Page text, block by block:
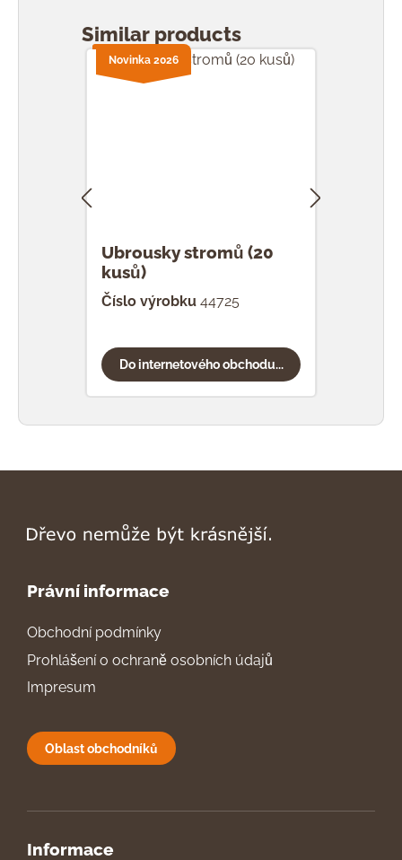
Similar products
Ubrousky stromů (20
kusů)
Číslo výrobku 44725
Do internetového obchodu...
Novinka 2026
Právní informace
Obchodní podmínky
Prohlášení o ochraně osobních údajů
Impresum
Oblast obchodníků
Informace